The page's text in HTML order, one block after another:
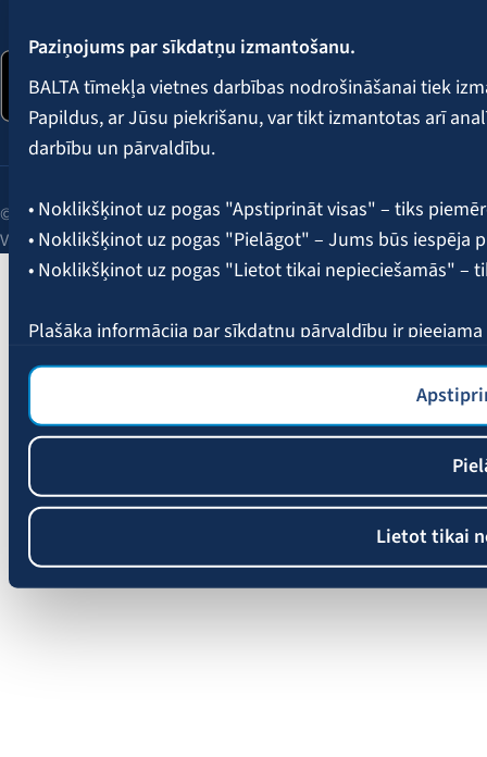
Paziņojums par sīkdatņu izmantošanu.
BALTA tīmekļa vietnes darbības nodrošināšanai tiek
Papildus, ar Jūsu piekrišanu, var tikt izmantotas arī
darbību un pārvaldību.
• Noklikšķinot uz pogas "Apstiprināt visas" – tiks
• Noklikšķinot uz pogas "Pielāgot" – Jums būs iespēja
• Noklikšķinot uz pogas "Lietot tikai nepieciešamās" –
Plašāka informācija par sīkdatņu pārvaldību ir pieejama
Lietot tikai
© 2026 AAS BALTA | Skanstes iela 25, Rīga, LV-1013, Latvija.
Vienotais reģ. Nr. 40003049409.